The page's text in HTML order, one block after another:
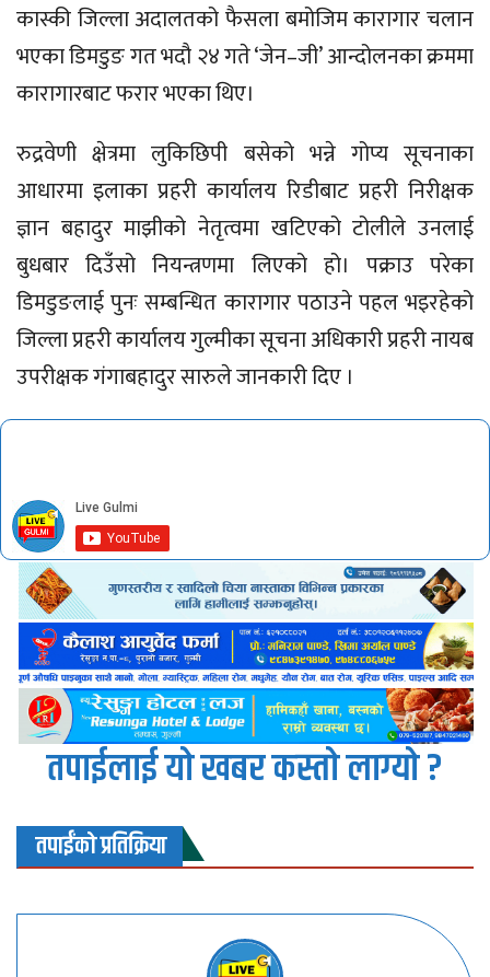
​कास्की जिल्ला अदालतको फैसला बमोजिम कारागार चलान
भएका डिमडुङ गत भदौ २४ गते ‘जेन–जी’ आन्दोलनका क्रममा
कारागारबाट फरार भएका थिए।
​रुद्रवेणी क्षेत्रमा लुकिछिपी बसेको भन्ने गोप्य सूचनाका
आधारमा इलाका प्रहरी कार्यालय रिडीबाट प्रहरी निरीक्षक
ज्ञान बहादुर माझीको नेतृत्वमा खटिएको टोलीले उनलाई
बुधबार दिउँसो नियन्त्रणमा लिएको हो। पक्राउ परेका
डिमडुङलाई पुनः सम्बन्धित कारागार पठाउने पहल भइरहेको
जिल्ला प्रहरी कार्यालय गुल्मीका सूचना अधिकारी प्रहरी नायब
उपरीक्षक गंगाबहादुर सारुले जानकारी दिए ।
तपाईलाई यो खबर कस्तो लाग्यो ?
तपाईंको प्रतिक्रिया